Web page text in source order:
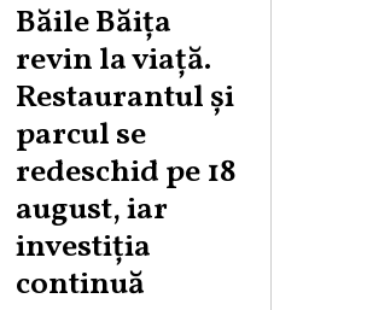
S
9
Băile Băița
revin la viață.
Restaurantul și
parcul se
redeschid pe 18
august, iar
investiția
continuă